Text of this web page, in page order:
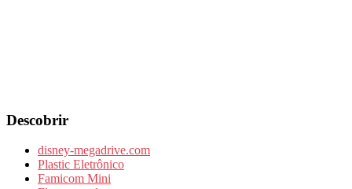
Descobrir
disney-megadrive.com
Plastic Eletrônico
Famicom Mini